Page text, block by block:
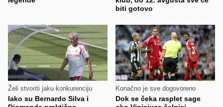
biti gotovo
Želi stvoriti jaku konkurenciju
Iako su Bernardo Silva i
Konačno je sve dogovoreno
Dok se čeka rasplet sage